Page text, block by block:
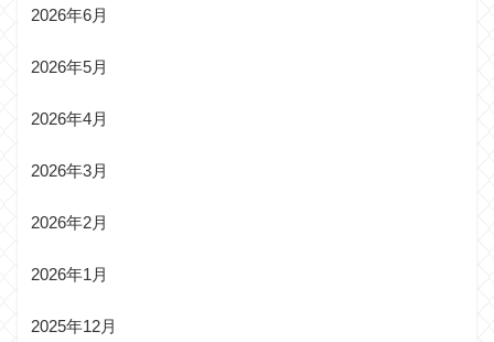
2026年6月
2026年5月
2026年4月
2026年3月
2026年2月
2026年1月
2025年12月